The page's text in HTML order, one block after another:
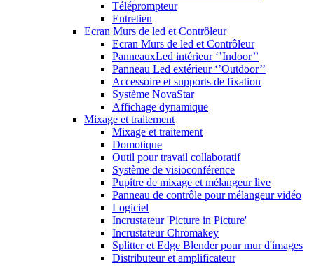
Téléprompteur
Entretien
Ecran Murs de led et Contrôleur
Ecran Murs de led et Contrôleur
PanneauxLed intérieur ‘’Indoor’’
Panneau Led extérieur ‘’Outdoor’’
Accessoire et supports de fixation
Système NovaStar
Affichage dynamique
Mixage et traitement
Mixage et traitement
Domotique
Outil pour travail collaboratif
Système de visioconférence
Pupitre de mixage et mélangeur live
Panneau de contrôle pour mélangeur vidéo
Logiciel
Incrustateur 'Picture in Picture'
Incrustateur Chromakey
Splitter et Edge Blender pour mur d'images
Distributeur et amplificateur